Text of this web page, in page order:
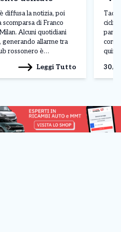
diffusa la notizia, poi
scomparsa di Franco
Alcuni quotidiani
allarme tra
rossonero è
sui propri canali
Leggi Tutto 30/